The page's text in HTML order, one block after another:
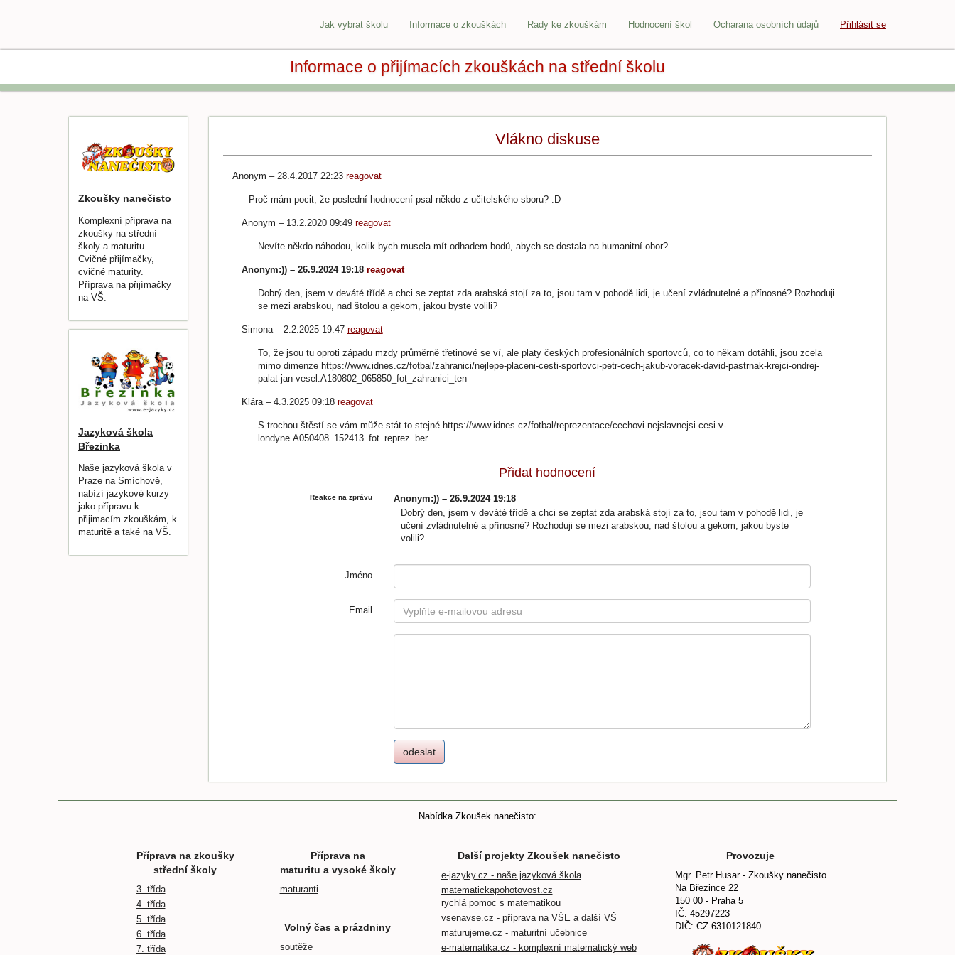
Přihlásit se
Jak vybrat školu Informace o zkouškách Rady ke zkouškám Hodnocení škol Ocharana osobních údajů
Informace o přijímacích zkouškách na střední školu
Zkoušky nanečisto
Komplexní příprava na
zkoušky na střední
školy a maturitu.
Cvičné přijímačky,
cvičné maturity.
Příprava na přijímačky
na VŠ.
Jazyková škola
Březinka
Naše jazyková škola v
Praze na Smíchově,
nabízí jazykové kurzy
jako přípravu k
přijimacím zkouškám, k
maturitě a také na VŠ.
Vlákno diskuse
Anonym – 28.4.2017 22:23 reagovat
Proč mám pocit, že poslední hodnocení psal někdo z učitelského sboru? :D
Anonym – 13.2.2020 09:49 reagovat
Nevíte někdo náhodou, kolik bych musela mít odhadem bodů, abych se dostala na humanitní obor?
Anonym:)) – 26.9.2024 19:18 reagovat
Dobrý den, jsem v deváté třídě a chci se zeptat zda arabská stojí za to, jsou tam v pohodě lidi, je učení zvládnutelné a přínosné? Rozhoduji
se mezi arabskou, nad štolou a gekom, jakou byste volili?
Simona – 2.2.2025 19:47 reagovat
To, že jsou tu oproti západu mzdy průměrně třetinové se ví, ale platy českých profesionálních sportovců, co to někam dotáhli, jsou zcela
mimo dimenze https://www.idnes.cz/fotbal/zahranici/nejlepe-placeni-cesti-sportovci-petr-cech-jakub-voracek-david-pastrnak-krejci-ondrej-
palat-jan-vesel.A180802_065850_fot_zahranici_ten
Klára – 4.3.2025 09:18 reagovat
S trochou štěstí se vám může stát to stejné https://www.idnes.cz/fotbal/reprezentace/cechovi-nejslavnejsi-cesi-v-
londyne.A050408_152413_fot_reprez_ber
Přidat hodnocení
Reakce na zprávu
Anonym:)) – 26.9.2024 19:18
Dobrý den, jsem v deváté třídě a chci se zeptat zda arabská stojí za to, jsou tam v pohodě lidi, je
učení zvládnutelné a přínosné? Rozhoduji se mezi arabskou, nad štolou a gekom, jakou byste
volili?
Jméno
Email
Nabídka Zkoušek nanečisto:
Příprava na zkoušky
střední školy
3. třída
4. třída
5. třída
6. třída
7. třída
Příprava na
maturitu a vysoké školy
maturanti
Volný čas a prázdniny
soutěže
Další projekty Zkoušek nanečisto
e-jazyky.cz - naše jazyková škola
matematickapohotovost.cz
rychlá pomoc s matematikou
vsenavse.cz - příprava na VŠE a další VŠ
maturujeme.cz - maturitní učebnice
e-matematika.cz - komplexní matematický web
Provozuje
Mgr. Petr Husar - Zkoušky nanečisto
Na Březince 22
150 00 - Praha 5
IČ: 45297223
DIČ: CZ-6310121840